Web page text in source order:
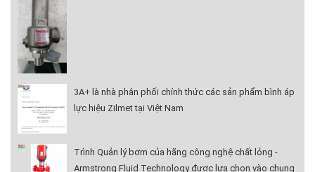
3A+ là nhà phân phối chính thức các sản phẩm bình áp
lực hiệu Zilmet tại Việt Nam
Trình Quản lý bơm của hãng công nghệ chất lỏng -
Armstrong Fluid Technology được lựa chọn vào chung